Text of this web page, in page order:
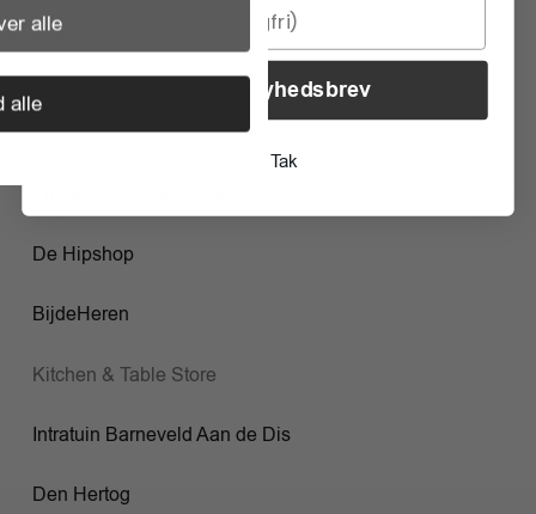
Betsies Kookwinkel
Van Nieuwkoop
Kookwinkel Divine & Delicious
De Hipshop
BijdeHeren
Kitchen & Table Store
Intratuin Barneveld Aan de Dis
Den Hertog
alle
alle Tilmeld nyhedsbrev
Nej Tak